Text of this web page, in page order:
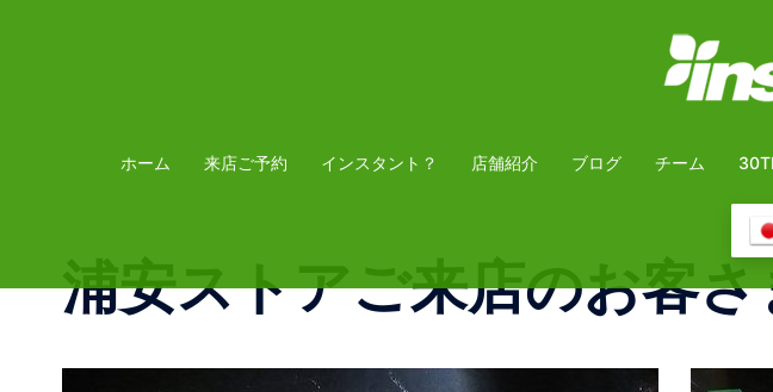
ホーム 来店ご予約 インスタント？ 店舗紹介 ブログ チーム
浦安ストアご来店のお客さ